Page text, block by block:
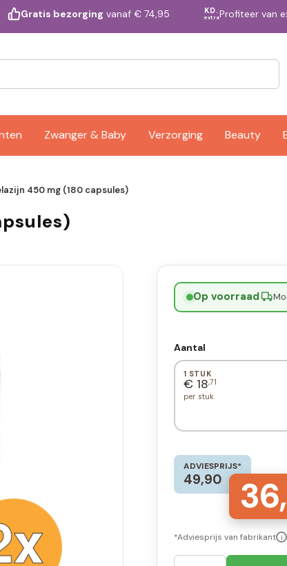
Gratis bezorging vanaf € 74,95 KD.
extraProfiteer van
Zwanger & Baby Verzorging Beauty
450 mg (180 capsules)
Op voorraad·
Aantal
1 STUK
€ 18,71
per stuk
ADVIESPRIJS*
49,90 36,
*Adviesprijs van fabrikant i